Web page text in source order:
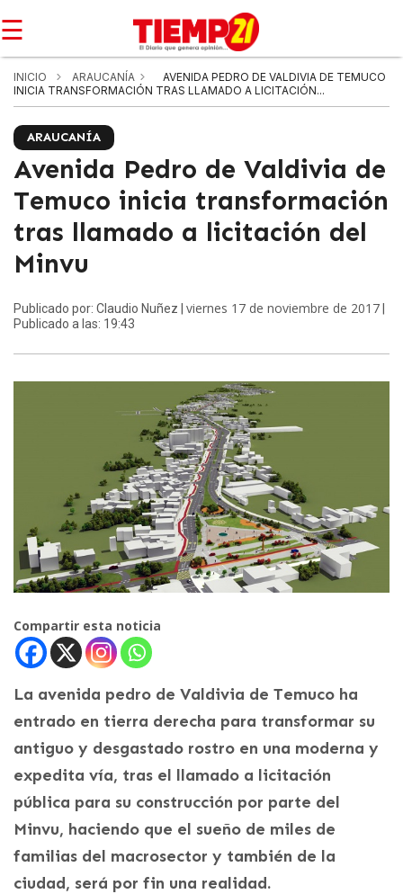
☰
INICIO ARAUCANÍA
AVENIDA PEDRO DE VALDIVIA DE TEMUCO
INICIA TRANSFORMACIÓN TRAS LLAMADO A LICITACIÓN...
ARAUCANÍA
Avenida Pedro de Valdivia de
Temuco inicia transformación
tras llamado a licitación del
Minvu
Publicado por: Claudio Nuñez | viernes 17 de noviembre de 2017
Publicado a las: 19:43
Compartir esta noticia
La avenida pedro de Valdivia de Temuco ha
entrado en tierra derecha para transformar su
antiguo y desgastado rostro en una moderna y
expedita vía, tras el llamado a licitación
pública para su construcción por parte del
Minvu, haciendo que el sueño de miles de
familias del macrosector y también de la
ciudad, será por fin una realidad.